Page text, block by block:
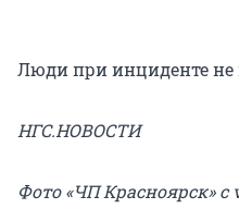
Люди при инциденте не
НГС.НОВОСТИ
Фото «ЧП Красноярск» с